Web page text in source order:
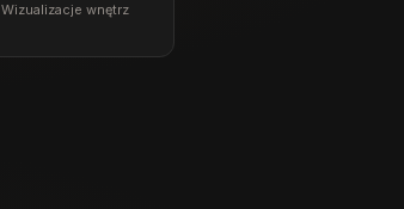
Wizualizacje wnętrz